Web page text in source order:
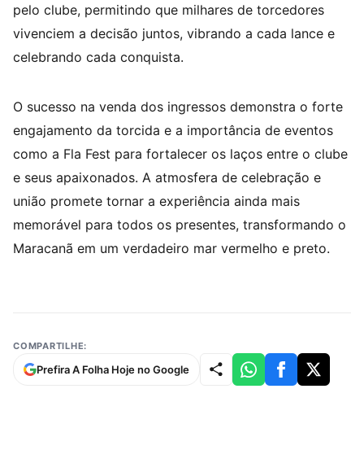
pelo clube, permitindo que milhares de torcedores
vivenciem a decisão juntos, vibrando a cada lance e
celebrando cada conquista.
O sucesso na venda dos ingressos demonstra o forte
engajamento da torcida e a importância de eventos
como a Fla Fest para fortalecer os laços entre o clube
e seus apaixonados. A atmosfera de celebração e
união promete tornar a experiência ainda mais
memorável para todos os presentes, transformando o
Maracanã em um verdadeiro mar vermelho e preto.
COMPARTILHE:
Prefira A Folha Hoje no Google